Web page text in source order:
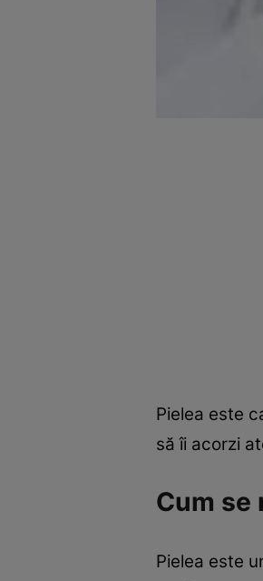
Pielea este
să îi acorzi
Cum se
Pielea este